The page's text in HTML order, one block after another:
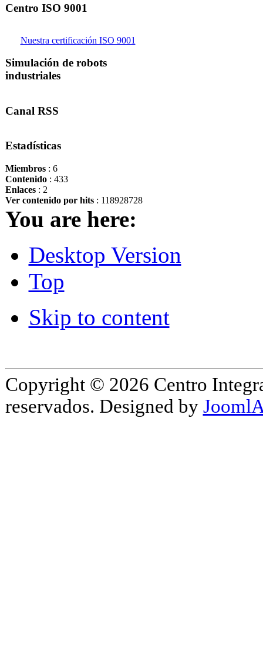
Centro ISO 9001
Nuestra certificación ISO 9001
Simulación de robots
industriales
Canal RSS
Estadísticas
Miembros: 6
Contenido: 433
Enlaces: 2
Ver contenido por hits: 118928728
You are here:
Desktop Version
Top
Skip to content
Copyright © 2026 Centro
reservados. Designed by